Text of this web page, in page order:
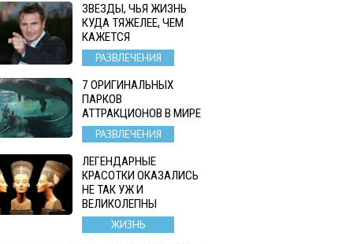
ЗВЕЗДЫ, ЧЬЯ ЖИЗНЬ
КУДА ТЯЖЕЛЕЕ, ЧЕМ
КАЖЕТСЯ
РАЗВЛЕЧЕНИЯ
7 ОРИГИНАЛЬНЫХ
ПАРКОВ
АТТРАКЦИОНОВ В МИРЕ
РАЗВЛЕЧЕНИЯ
ЛЕГЕНДАРНЫЕ
КРАСОТКИ ОКАЗАЛИСЬ
НЕ ТАК УЖ И
ВЕЛИКОЛЕПНЫ
ЖИЗНЬ